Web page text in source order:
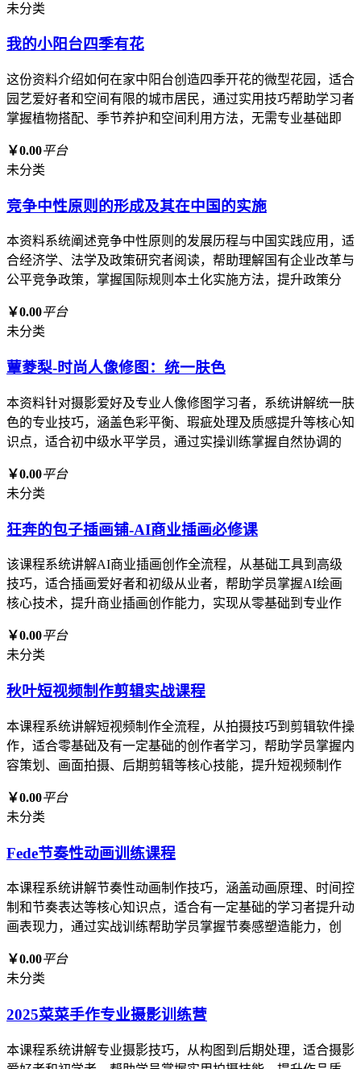
未分类
我的小阳台四季有花
这份资料介绍如何在家中阳台创造四季开花的微型花园，适合
园艺爱好者和空间有限的城市居民，通过实用技巧帮助学习者
掌握植物搭配、季节养护和空间利用方法，无需专业基础即
￥0.00平台
未分类
竞争中性原则的形成及其在中国的实施
本资料系统阐述竞争中性原则的发展历程与中国实践应用，适
合经济学、法学及政策研究者阅读，帮助理解国有企业改革与
公平竞争政策，掌握国际规则本土化实施方法，提升政策分
￥0.00平台
未分类
蕈菱梨-时尚人像修图：统一肤色
本资料针对摄影爱好及专业人像修图学习者，系统讲解统一肤
色的专业技巧，涵盖色彩平衡、瑕疵处理及质感提升等核心知
识点，适合初中级水平学员，通过实操训练掌握自然协调的
￥0.00平台
未分类
狂奔的包子插画铺-AI商业插画必修课
该课程系统讲解AI商业插画创作全流程，从基础工具到高级
技巧，适合插画爱好者和初级从业者，帮助学员掌握AI绘画
核心技术，提升商业插画创作能力，实现从零基础到专业作
￥0.00平台
未分类
秋叶短视频制作剪辑实战课程
本课程系统讲解短视频制作全流程，从拍摄技巧到剪辑软件操
作，适合零基础及有一定基础的创作者学习，帮助学员掌握内
容策划、画面拍摄、后期剪辑等核心技能，提升短视频制作
￥0.00平台
未分类
Fede节奏性动画训练课程
本课程系统讲解节奏性动画制作技巧，涵盖动画原理、时间控
制和节奏表达等核心知识点，适合有一定基础的学习者提升动
画表现力，通过实战训练帮助学员掌握节奏感塑造能力，创
￥0.00平台
未分类
2025菜菜手作专业摄影训练营
本课程系统讲解专业摄影技巧，从构图到后期处理，适合摄影